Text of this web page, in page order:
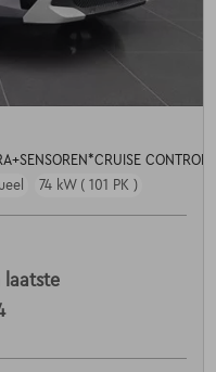
CONTROL*
74 kW ( 101 PK )
laatste